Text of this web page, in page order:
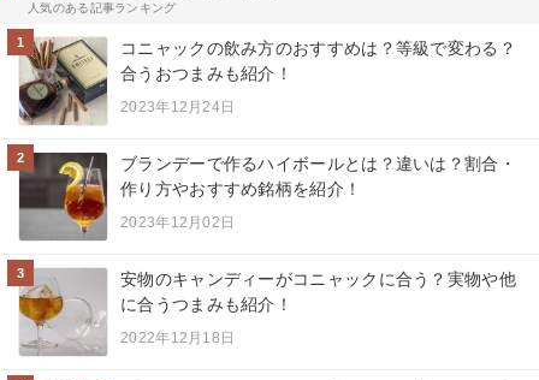
人気のある記事ランキング
1
コニャックの飲み方のおすすめは？等級で変わる？
合うおつまみも紹介！
2023年12月24日
2
ブランデーで作るハイボールとは？違いは？割合・
作り方やおすすめ銘柄を紹介！
2023年12月02日
3
安物のキャンディーがコニャックに合う？実物や他
に合うつまみも紹介！
2022年12月18日